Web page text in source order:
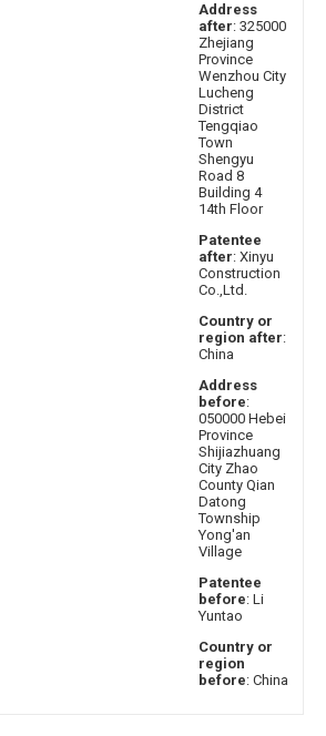
Address
after: 325000
Zhejiang
Province
Wenzhou City
Lucheng
District
Tengqiao
Town
Shengyu
Road 8
Building 4
14th Floor
Patentee
after: Xinyu
Construction
Co.,Ltd.
Country or
region after:
China
Address
before:
050000 Hebei
Province
Shijiazhuang
City Zhao
County Qian
Datong
Township
Yong'an
Village
Patentee
before: Li
Yuntao
Country or
region
before: China